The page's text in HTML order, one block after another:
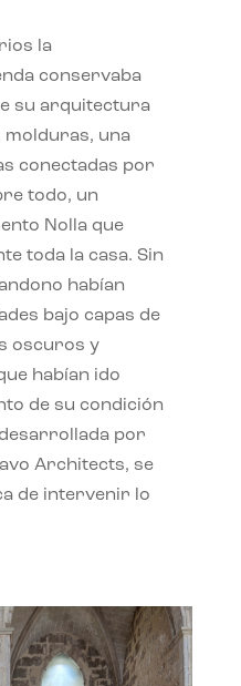
la
conservaba
su arquitectura
molduras, una
conectadas por
todo, un
Nolla que
toda la casa. Sin
habían
bajo capas de
oscuros y
habían ido
de su condición
por
Architects, se
de intervenir lo